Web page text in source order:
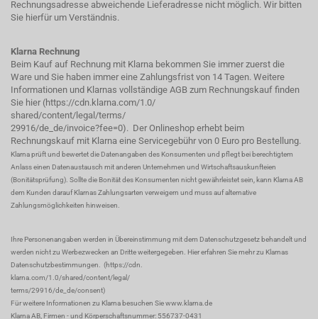
Rechnungsadresse abweichende Lieferadresse nicht möglich. Wir bitten
Sie hierfür um Verständnis.
Klarna Rechnung
Beim Kauf auf Rechnung mit Klarna bekommen Sie immer zuerst die
Ware und Sie haben immer eine Zahlungsfrist von 14 Tagen. Weitere
Informationen und Klarnas vollständige AGB zum Rechnungskauf finden
Sie hier (https://cdn.klarna.com/1.0/
shared/content/legal/terms/
29916/de_de/invoice?fee=0). Der Onlineshop erhebt beim
Rechnungskauf mit Klarna eine Servicegebühr von 0 Euro pro Bestellung.
Klarna prüft und bewertet die Datenangaben des Konsumenten und pflegt bei berechtigtem
Anlass einen Datenaustausch mit anderen Unternehmen und Wirtschaftsauskunfteien
(Bonitätsprüfung). Sollte die Bonität des Konsumenten nicht gewährleistet sein, kann Klarna AB
dem Kunden darauf Klarnas Zahlungsarten verweigern und muss auf alternative
Zahlungsmöglichkeiten hinweisen.
Ihre Personenangaben werden in Übereinstimmung mit dem Datenschutzgesetz behandelt und
werden nicht zu Werbezwecken an Dritte weitergegeben. Hier erfahren Sie mehr zu Klarnas
Datenschutzbestimmungen.
(https://cdn.
klarna.com/1.0/shared/content/legal/
terms/29916/de_de/consent)
Für weitere Informationen zu Klarna besuchen Siewww.klarna.de
Klarna AB, Firmen - und Körperschaftsnummer: 556737-0431